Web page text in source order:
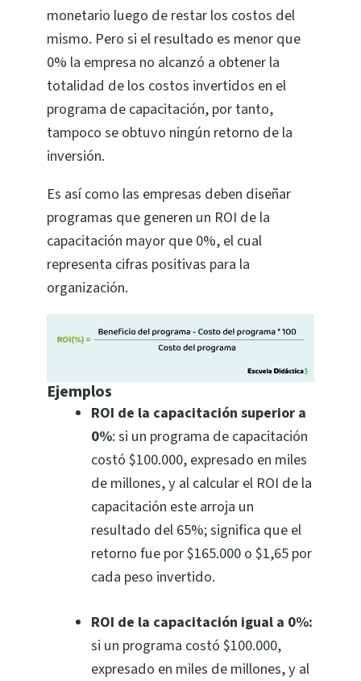
monetario luego de restar los costos del
mismo. Pero si el resultado es menor que
0% la empresa no alcanzó a obtener la
totalidad de los costos invertidos en el
programa de capacitación, por tanto,
tampoco se obtuvo ningún retorno de la
inversión.
Es así como las empresas deben diseñar
programas que generen un ROI de la
capacitación mayor que 0%, el cual
representa cifras positivas para la
organización.
Ejemplos
ROI de la capacitación superior a
0%: si un programa de capacitación
costó $100.000, expresado en miles
de millones, y al calcular el ROI de la
capacitación este arroja un
resultado del 65%; significa que el
retorno fue por $165.000 o $1,65 por
cada peso invertido.
ROI de la capacitación igual a 0%:
si un programa costó $100.000,
expresado en miles de millones, y al